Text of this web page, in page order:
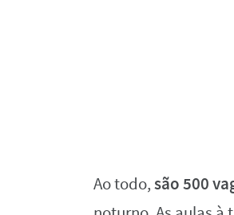
Ao todo,são 500